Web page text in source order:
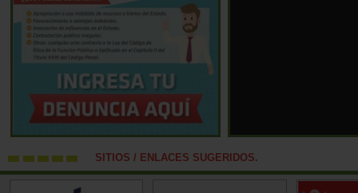
SITIOS / ENLACES SUGERIDOS.